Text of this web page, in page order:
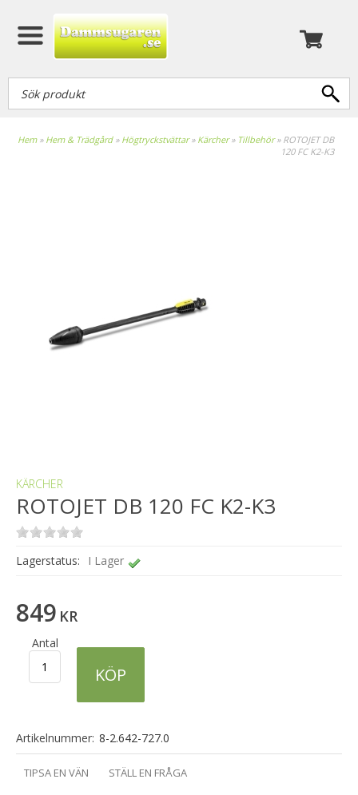
Hem» Hem & Trädgård» Högtryckstvättar» Kärcher» Tillbehör» ROTOJET DB
120 FC K2-K3
KÄRCHER
ROTOJET DB 120 FC K2-K3
Lagerstatus: I Lager
849 KR
Antal
KÖP
Artikelnummer: 8-2.642-727.0
TIPSA EN VÄN STÄLL EN FRÅGA